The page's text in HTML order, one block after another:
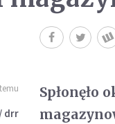
drr
Spłonęło